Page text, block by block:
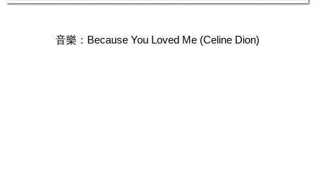
音樂：Because You Loved Me (Celine Dion)